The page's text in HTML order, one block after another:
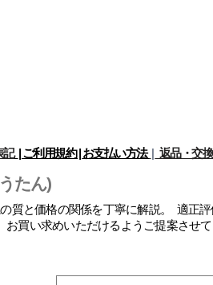
たん)
質と価格の関係を丁寧に解説。 適正
買い求めいただけるようご提案させて
記 | ご利用規約 |お支払い方法 | 返品・交